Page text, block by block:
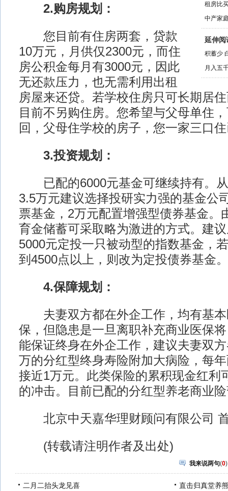
租房比
中产家
延伸阅
积蓄少
月入五
2.购房规划：
您目前有住房两套，贷款
10万元，月供仅2300元，而住
房公积金每月有3000元，因此
无还款压力，也无需利用出租
房屋来还贷。若学校住房只可长期居
目前不另购住房。您希望与父母单住
回，父母住学校的房子，您一家三口
3.投资规划：
已配的6000元基金可继续持有。从
3.5万元建议选择投研实力强的基金公
票基金，2万元配置增强型债券基金。
育金储蓄可采取略为激进的方式。建
5000元定投一只被动型的指数基金，
到4500点以上，则改为定投债券基金。
4.保障规划：
夫妻双方都在外企工作，均有基本
保，但隐患是一旦离职补充商业医保
能保证终身在外企工作，建议夫妻双
万的分红型终身寿险附加大病险，每
接近1万元。此类保险的累积现金红利
的冲击。目前已配的分红型养老商业
北京中天嘉华理财顾问有限公司
(转载请注明作者及出处)
我来说两句(0)
二月二抬头龙见喜 直击归真堂养